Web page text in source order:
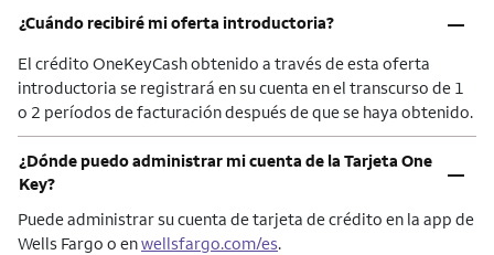
¿Cuándo recibiré mi oferta introductoria? –
El crédito OneKeyCash obtenido a través de esta oferta
introductoria se registrará en su cuenta en el transcurso de 1
o 2 períodos de facturación después de que se haya obtenido.
¿Dónde puedo administrar mi cuenta de la Tarjeta One
Key?
–
Puede administrar su cuenta de tarjeta de crédito en la app de
Wells Fargo o enwellsfargo.com/es.